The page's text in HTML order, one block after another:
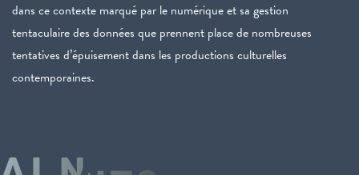
dans ce contexte marqué par le numérique et sa gestion
tentaculaire des données que prennent place de nombreuses
tentatives d’épuisement dans les productions culturelles
contemporaines.